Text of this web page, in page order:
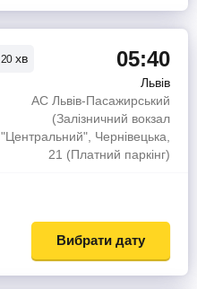
20 хв 05:40
Львів
АС Львів-Пасажирський
(Залізничний вокзал
"Центральний", Чернівецька,
21 (Платний паркінг)
Вибрати дату